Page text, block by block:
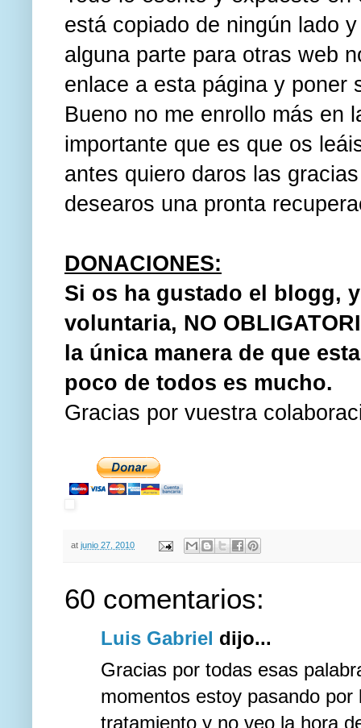
está copiado de ningún lado
alguna parte para otras web
enlace a esta página y poner
Bueno no me enrollo más en
importante que es que os
antes quiero daros las
desearos una pronta
DONACIONES:
Si os ha gustado el blogg,
voluntaria, NO
la única manera de que
poco de todos es mucho.
Gracias por vuestra
at junio 27, 2010
60 comentarios:
Luis Gabriel dijo...
Gracias por todas esas
momentos estoy pasando
tratamiento y no veo la hora